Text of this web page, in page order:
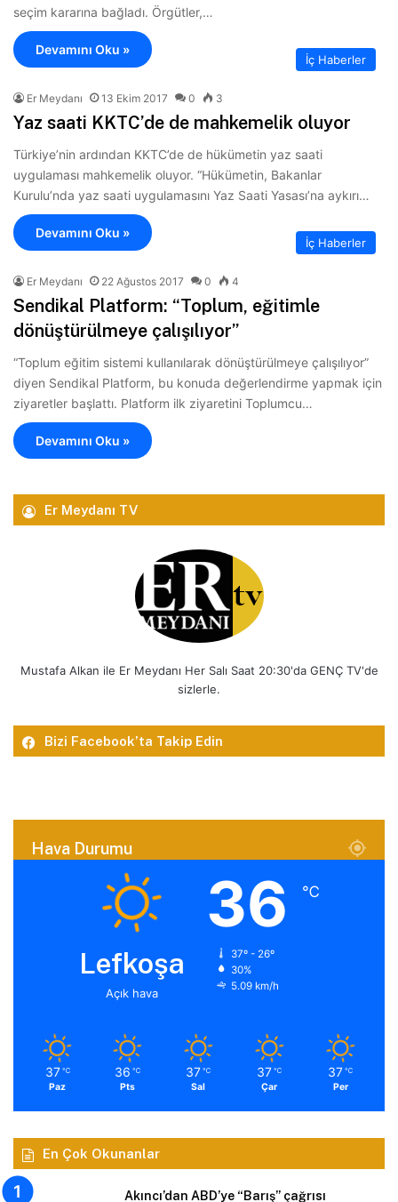
seçim kararına bağladı. Örgütler,…
Devamını Oku »
İç Haberler
Er Meydanı 13 Ekim 2017 0 3
Yaz saati KKTC’de de mahkemelik oluyor
Türkiye’nin ardından KKTC’de de hükümetin yaz saati
uygulaması mahkemelik oluyor. “Hükümetin, Bakanlar
Kurulu’nda yaz saati uygulamasını Yaz Saati Yasası’na aykırı…
Devamını Oku »
İç Haberler
Er Meydanı 22 Ağustos 2017 0 4
Sendikal Platform: “Toplum, eğitimle
dönüştürülmeye çalışılıyor”
“Toplum eğitim sistemi kullanılarak dönüştürülmeye çalışılıyor”
diyen Sendikal Platform, bu konuda değerlendirme yapmak için
ziyaretler başlattı. Platform ilk ziyaretini Toplumcu…
Devamını Oku »
Er Meydanı TV
Mustafa Alkan ile Er Meydanı Her Salı Saat 20:30'da GENÇ TV'de
sizlerle.
Bizi Facebook’ta Takip Edin
Hava Durumu
Lefkoşa
Açık hava
36 ℃
37º - 26º
30%
5.09 km/h
37 ℃
Paz
36 ℃
Pts
37 ℃
Sal
37 ℃
Çar
37 ℃
Per
En Çok Okunanlar
Akıncı’dan ABD’ye “Barış” çağrısı